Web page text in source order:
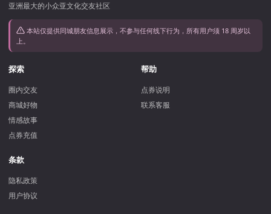
亚洲最大的小众亚文化交友社区
本站仅提供同城朋友信息展示，不参与任何线下行为，所有用户须 18 周岁以
上。
探索
圈内交友
商城好物
情感故事
点券充值
帮助
点券说明
联系客服
条款
隐私政策
用户协议